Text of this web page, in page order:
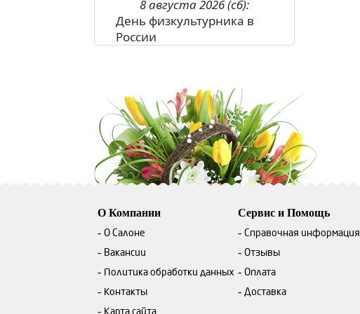
8 августа 2026 (сб):
День физкультурника в
России
О Компании
О Салоне
Вакансии
Политика обработки данных
Контакты
Карта сайта
Сервис и Помощь
Справочная информация
Отзывы
Оплата
Доставка